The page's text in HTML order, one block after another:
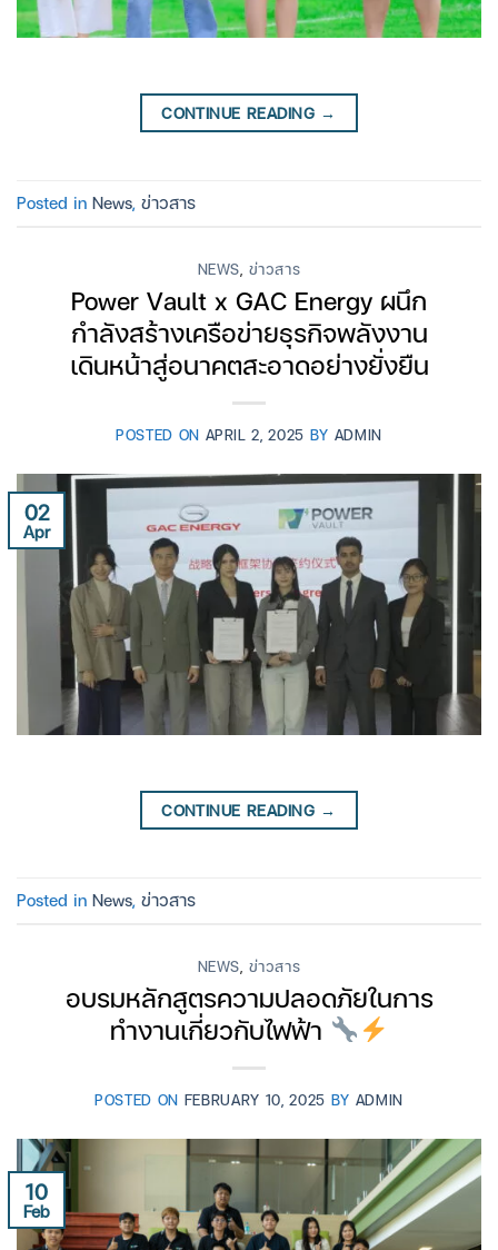
CONTINUE READING →
Posted in News, ข่าวสาร
NEWS, ข่าวสาร
Power Vault x GAC Energy ผนึก
กำลังสร้างเครือข่ายธุรกิจพลังงาน
เดินหน้าสู่อนาคตสะอาดอย่างยั่งยืน
POSTED ON APRIL 2, 2025 BY ADMIN
02
Apr
CONTINUE READING →
Posted in News, ข่าวสาร
NEWS, ข่าวสาร
อบรมหลักสูตรความปลอดภัยในการ
ทำงานเกี่ยวกับไฟฟ้า
POSTED ON FEBRUARY 10, 2025 BY ADMIN
10
Feb